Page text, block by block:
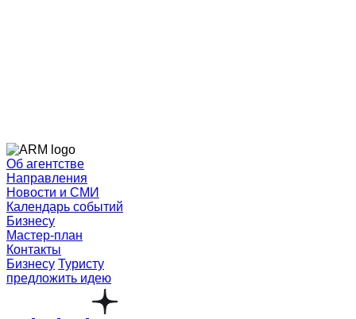
Об агентстве
Направления
Новости и СМИ
Календарь событий
Бизнесу
Мастер-план
Контакты
Бизнесу Туристу
предложить идею